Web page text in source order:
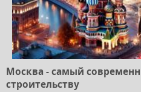
Москва - самый
строительству